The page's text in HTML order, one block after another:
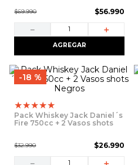
6.
7.
whisky
8.
ron
9.
vino
$69.990 $56.990
＋
－
AGREGAR
18 %
★★★★★
Pack Whiskey Jack Daniel´s
Fire 750cc + 2 Vasos shots
$32.990 $26.990
＋
－